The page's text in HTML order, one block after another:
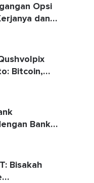
Opsi
dan
Bitcoin,
Fa...
Bank
Bisakah